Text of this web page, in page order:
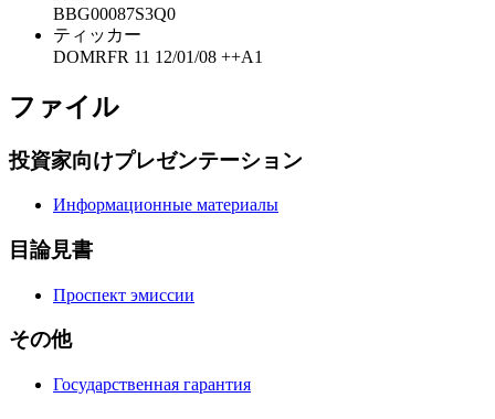
BBG00087S3Q0
ティッカー
DOMRFR 11 12/01/08 ++A1
ファイル
投資家向けプレゼンテーション
Информационные материалы
目論見書
Проспект эмиссии
その他
Государственная гарантия